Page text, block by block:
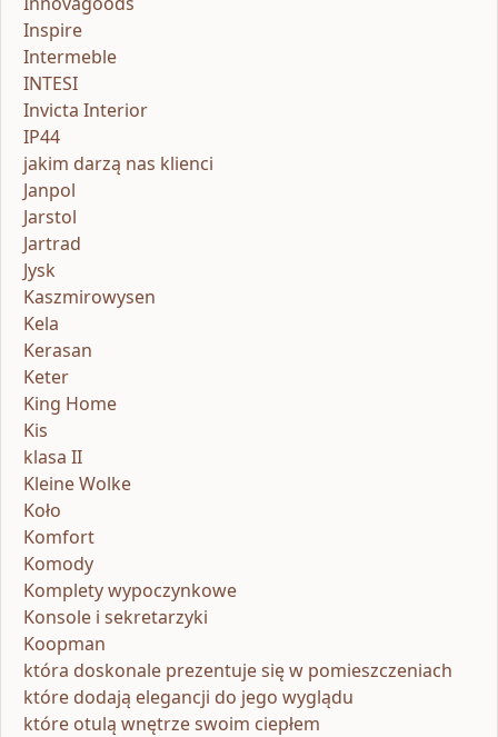
Inspire
Intermeble
INTESI
Invicta Interior
IP44
jakim darzą nas klienci
Janpol
Jarstol
Jartrad
Jysk
Kaszmirowysen
Kela
Kerasan
Keter
King Home
Kis
klasa II
Kleine Wolke
Koło
Komfort
Komody
Komplety wypoczynkowe
Konsole i sekretarzyki
Koopman
która doskonale prezentuje się w pomieszczeniach
które dodają elegancji do jego wyglądu
które otulą wnętrze swoim ciepłem